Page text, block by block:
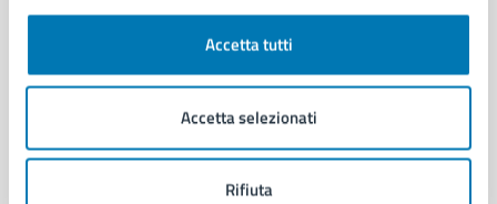
Accetta tutti
Accetta selezionati
Rifiuta
Educazione e formazione
Giustizia e sicurezza pubblica
Imprese e commercio
Salute, benessere e assistenza
Vita lavorativa